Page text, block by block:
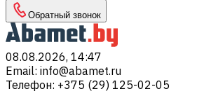
Обратный звонок
08.08.2026, 14:47
Email: info@abamet.ru
Телефон: +375 (29) 125-02-05